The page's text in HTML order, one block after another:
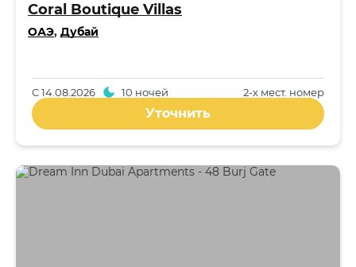
Coral Boutique Villas
ОАЭ, Дубай
2-x мест. номер
С14.08.2026 10 ночей
Уточнить